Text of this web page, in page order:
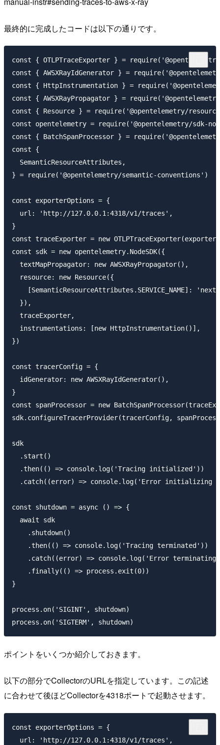
最終的に完成したコードは以下の通りです。
const { OTLPTraceExporter } =
const { AWSXRayIdGenerator } =
const { HttpInstrumentation } =
const { AWSXRayPropagator } =
const { Resource } = require('@opentelemetry/
const opentelemetry = require('@opentelemetry/sdk-
const { BatchSpanProcessor } =
const {
  SemanticResourceAttributes,
} = require('@opentelemetry/semantic-conventions')
const exporterOptions = {
  url: 'http://127.0.0.1:4318/v1/traces',
}
const traceExporter = new
const sdk = new opentelemetry.NodeSDK({
  textMapPropagator: new AWSXRayPropagator(),
  resource: new Resource({
[SemanticResourceAttributes.SERVICE_NAME]:
  }),
  traceExporter,
  instrumentations: [new HttpInstrumentation()],
})
const tracerConfig = {
  idGenerator: new AWSXRayIdGenerator(),
}
const spanProcessor = new
sdk.configureTracerProvider(tracerConfig,
sdk
  .start()
  .then(() => console.log('Tracing initialized'))
.catch((error) => console.log('Error initializing
const shutdown = async () => {
  await sdk
    .shutdown()
    .then(() => console.log('Tracing terminated'))
.catch((error) => console.log('Error terminating
    .finally(() => process.exit(0))
}
process.on('SIGINT', shutdown)
ポイントをいくつか紹介しておきます。
以下の部分でCollectorのURLを指定しています。この記述
に合わせて後ほどCollectorを4318ポートで起動させます。
const exporterOptions = {
  url: 'http://127.0.0.1:4318/v1/traces',